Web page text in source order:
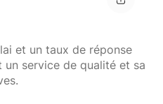
et un taux de réponse
service de qualité et sa